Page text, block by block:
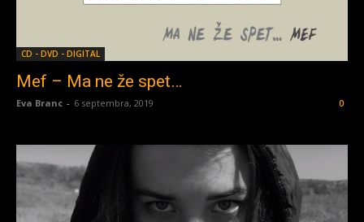
CD - DVD - DIGITAL
Mef – Ma ne že spet…
Eva Branc - 6 septembra, 2019 0